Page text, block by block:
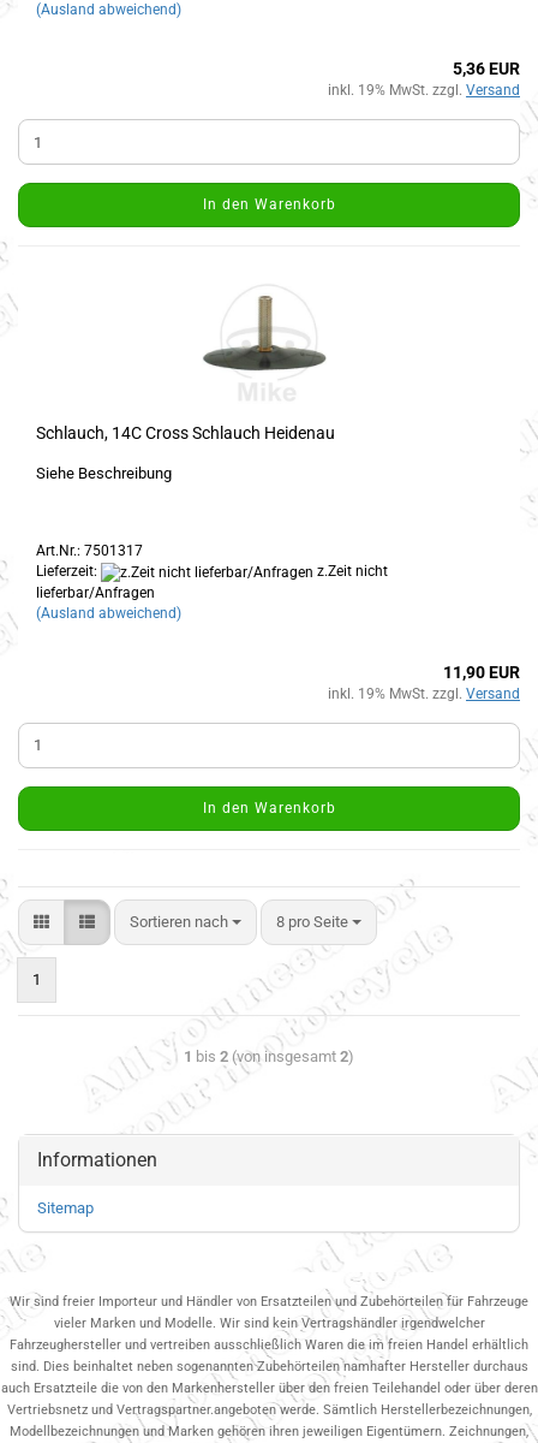
(Ausland abweichend)
5,36 EUR
inkl. 19% MwSt. zzgl. Versand
In den Warenkorb
Schlauch, 14C Cross Schlauch Heidenau
Siehe Beschreibung
Art.Nr.: 7501317
Lieferzeit:
z.Zeit nicht
lieferbar/Anfragen
(Ausland abweichend)
11,90 EUR
inkl. 19% MwSt. zzgl. Versand
In den Warenkorb
Sortieren nach 8 pro Seite
1
1 bis 2 (von insgesamt 2)
Informationen
Sitemap
Wir sind freier Importeur und Händler von Ersatzteilen und Zubehörteilen für Fahrzeuge
vieler Marken und Modelle. Wir sind kein Vertragshändler irgendwelcher
Fahrzeughersteller und vertreiben ausschließlich Waren die im freien Handel erhältlich
sind. Dies beinhaltet neben sogenannten Zubehörteilen namhafter Hersteller durchaus
auch Ersatzteile die von den Markenhersteller über den freien Teilehandel oder über deren
Vertriebsnetz und Vertragspartner.angeboten werde. Sämtlich Herstellerbezeichnungen,
Modellbezeichnungen und Marken gehören ihren jeweiligen Eigentümern. Zeichnungen,